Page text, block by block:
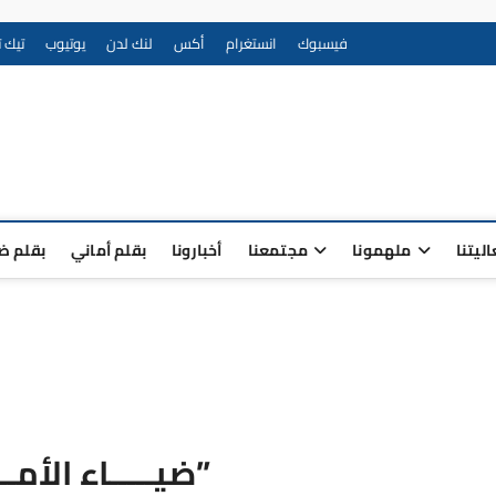
يوتيوب لنك لدن أكس انستغرام فيسبوك
بقلم بقلم أماني أخبارونا مجتمعنا ملهمونا
ضيـــــاء الأمــــــاني”